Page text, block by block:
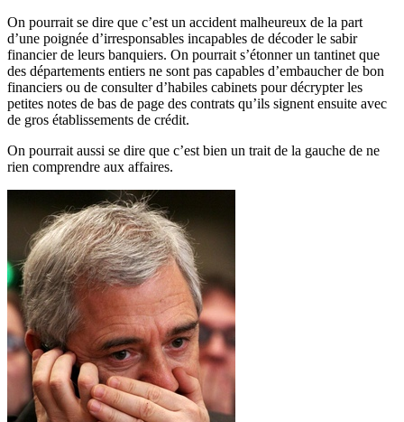
On pourrait se dire que c’est un accident malheureux de la part
d’une poignée d’irresponsables incapables de décoder le sabir
financier de leurs banquiers. On pourrait s’étonner un tantinet que
des départements entiers ne sont pas capables d’embaucher de bon
financiers ou de consulter d’habiles cabinets pour décrypter les
petites notes de bas de page des contrats qu’ils signent ensuite avec
de gros établissements de crédit.
On pourrait aussi se dire que c’est bien un trait de la gauche de ne
rien comprendre aux affaires.